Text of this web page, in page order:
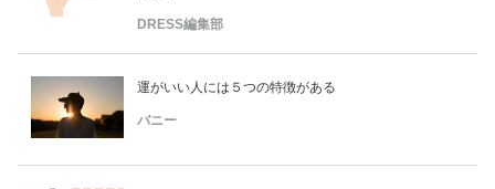
DRESS編集部
運がいい人には５つの特徴がある
バニー